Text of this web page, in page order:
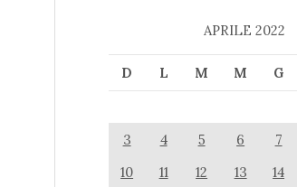
APRILE 2022
D L M M G
3
4 5 6 7
10
11 12 13 14